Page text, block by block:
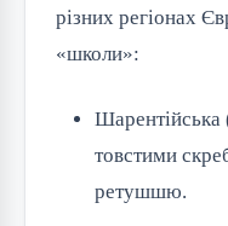
різних регіонах
«школи»:
товстими
ретушшю.